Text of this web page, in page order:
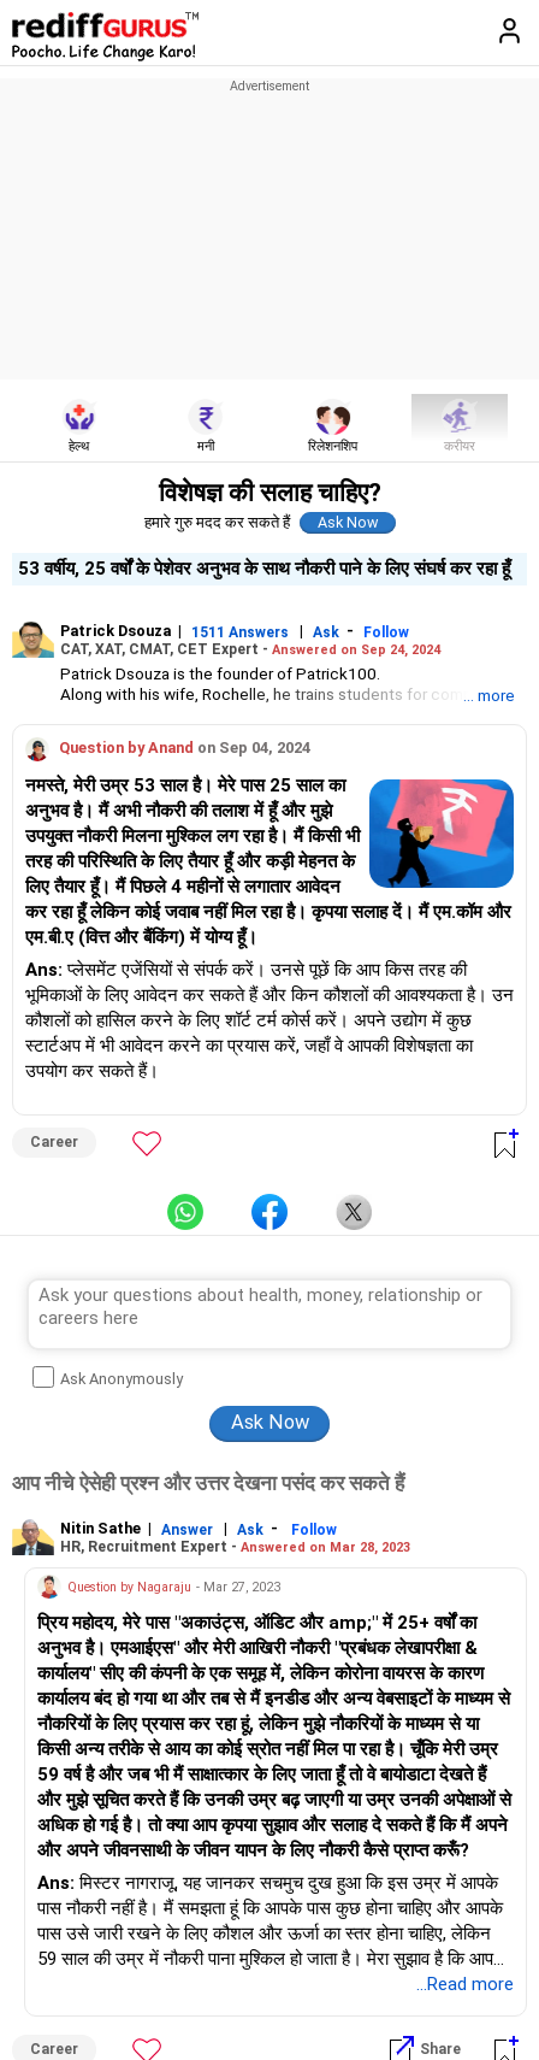
हेल्थ मनी रिलेशनशिप करीयर
विशेषज्ञ की सलाह चाहिए?
हमारे गुरु मदद कर सकते हैं
53 वर्षीय, 25 वर्षों के पेशेवर अनुभव के साथ नौकरी पाने के लिए संघर्ष कर रहा हूँ
Patrick Dsouza | 1511 Answers | Ask -
Follow
CAT, XAT, CMAT, CET Expert - Answered on Sep 24, 2024
Patrick Dsouza is the founder of Patrick100.
Along with his wife, Rochelle, he trains students for competitive
Admission Test and the Common Entrance Test.
They also train students for group discussions and interviews.
Patrick has scored in the 100 percentile six times in CAT. He
achieved the first rank in XAT twice, in CET thrice and once in
the Narsee Monjee Management Aptitude Test.
Apart from coaching students for MBA exams, Patrick and
Rochelle have trained aspirants from the IIMs, the Jamnalal Bajaj
Institute of Management Studies and the S P Jain Institute of
Management Studies and Research for campus placements.
Patrick has been a panellist on the group discussion and panel
interview rounds for some of the top management colleges in
Mumbai.
He has graduated in mechanical engineering from the Motilal
Nehru National Institute of Technology, Allahabad. He has
completed his masters in management from the Jamnalal Bajaj
Institute of Management Studies, Mumbai.
... more
Question by Anand on Sep 04, 2024
नमस्ते, मेरी उम्र 53 साल है। मेरे पास 25 साल का
अनुभव है। मैं अभी नौकरी की तलाश में हूँ और मुझे
उपयुक्त नौकरी मिलना मुश्किल लग रहा है। मैं किसी भी
तरह की परिस्थिति के लिए तैयार हूँ और कड़ी मेहनत के
लिए तैयार हूँ। मैं पिछले 4 महीनों से लगातार आवेदन
कर रहा हूँ लेकिन कोई जवाब नहीं मिल रहा है। कृपया सलाह दें। मैं एम.कॉम और
एम.बी.ए (वित्त और बैंकिंग) में योग्य हूँ।
Ans: प्लेसमेंट एजेंसियों से संपर्क करें। उनसे पूछें कि आप किस तरह की
भूमिकाओं के लिए आवेदन कर सकते हैं और किन कौशलों की आवश्यकता है। उन
कौशलों को हासिल करने के लिए शॉर्ट टर्म कोर्स करें। अपने उद्योग में कुछ
स्टार्टअप में भी आवेदन करने का प्रयास करें, जहाँ वे आपकी विशेषज्ञता का
उपयोग कर सकते हैं।
Career
Ask Anonymously
आप नीचे ऐसेही प्रश्न और उत्तर देखना पसंद कर सकते हैं
Nitin Sathe | Answer | Ask -
Follow
HR, Recruitment Expert - Answered on Mar 28, 2023
Question by Nagaraju - Mar 27, 2023
प्रिय महोदय, मेरे पास "अकाउंट्स, ऑडिट और amp;" में 25+ वर्षों का
अनुभव है। एमआईएस" और मेरी आखिरी नौकरी "प्रबंधक लेखापरीक्षा &
कार्यालय" सीए की कंपनी के एक समूह में, लेकिन कोरोना वायरस के कारण
कार्यालय बंद हो गया था और तब से मैं इनडीड और अन्य वेबसाइटों के माध्यम से
नौकरियों के लिए प्रयास कर रहा हूं, लेकिन मुझे नौकरियों के माध्यम से या
किसी अन्य तरीके से आय का कोई स्रोत नहीं मिल पा रहा है। चूँकि मेरी उम्र
59 वर्ष है और जब भी मैं साक्षात्कार के लिए जाता हूँ तो वे बायोडाटा देखते हैं
और मुझे सूचित करते हैं कि उनकी उम्र बढ़ जाएगी या उम्र उनकी अपेक्षाओं से
अधिक हो गई है। तो क्या आप कृपया सुझाव और सलाह दे सकते हैं कि मैं अपने
और अपने जीवनसाथी के जीवन यापन के लिए नौकरी कैसे प्राप्त करूँ?
Ans: मिस्टर नागराजू, यह जानकर सचमुच दुख हुआ कि इस उम्र में आपके
पास नौकरी नहीं है। मैं समझता हूं कि आपके पास कुछ होना चाहिए और आपके
पास उसे जारी रखने के लिए कौशल और ऊर्जा का स्तर होना चाहिए, लेकिन
59 साल की उम्र में नौकरी पाना मुश्किल हो जाता है। मेरा सुझाव है कि आप
ऐसे स्टार्ट अप में प्रयास करें जो शायद आपको भुगतान करने में सक्षम न हों।
अच्छे की कामना।
...Read more
Career Share